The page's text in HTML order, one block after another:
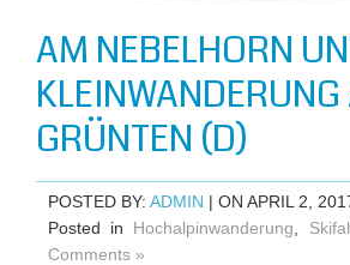
AM NEBELHORN
GRÜNTEN (D)
POSTED BY: ADMIN | ON APRIL 2,
Posted in Hochalpinwanderung
Comments »